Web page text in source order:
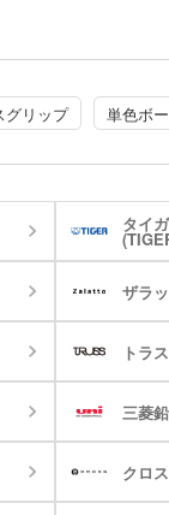
グリップ 単色ボ
タイ
ザラ
トラ
三菱
クロ
りたた
他
ディ
ット